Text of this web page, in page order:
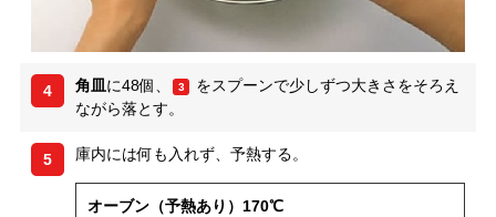
4 角皿 に48個、 3
をスプーンで少しずつ大きさをそろえ
ながら落とす。
5 庫内には何も入れず、予熱する。
オーブン（予熱あり）170℃